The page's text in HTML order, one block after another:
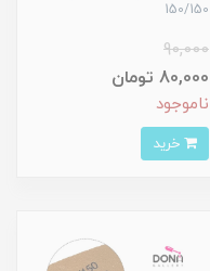
150/150
90,000
80,000 تومان
ناموجود